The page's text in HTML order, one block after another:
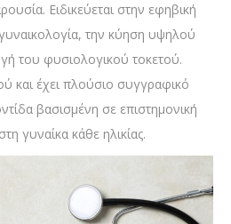
Ειδικεύεται στην εφηβική
την κύηση υψηλού
του φυσιολογικού τοκετού.
και έχει πλούσιο συγγραφικό
βασισμένη σε επιστημονική
γυναίκα κάθε ηλικίας.